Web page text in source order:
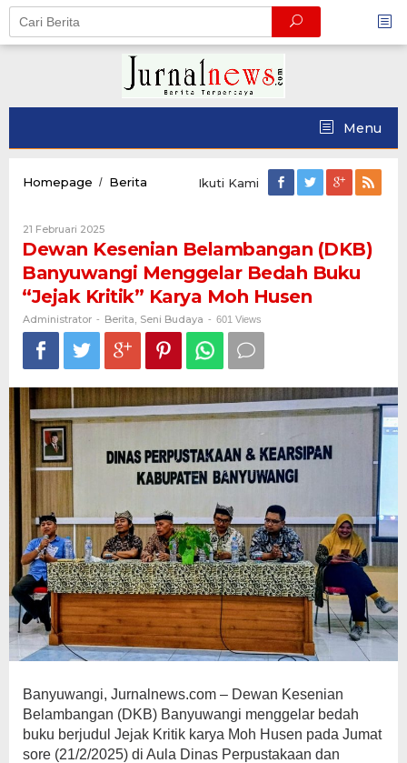
Skip
content
Menu
Homepage / Berita
Banyuwangi
Bedah
Buku
Karya
Moh
Ikuti Kami
21 Februari 2025Oleh
Administrator
Dewan Kesenian Belambangan (DKB)
Banyuwangi Menggelar Bedah Buku
“Jejak Kritik” Karya Moh Husen
Administrator - Berita, Seni Budaya - 601 Views
Banyuwangi, Jurnalnews.com – Dewan Kesenian
Belambangan (DKB) Banyuwangi menggelar bedah
buku berjudul Jejak Kritik karya Moh Husen pada Jumat
sore (21/2/2025) di Aula Dinas Perpustakaan dan